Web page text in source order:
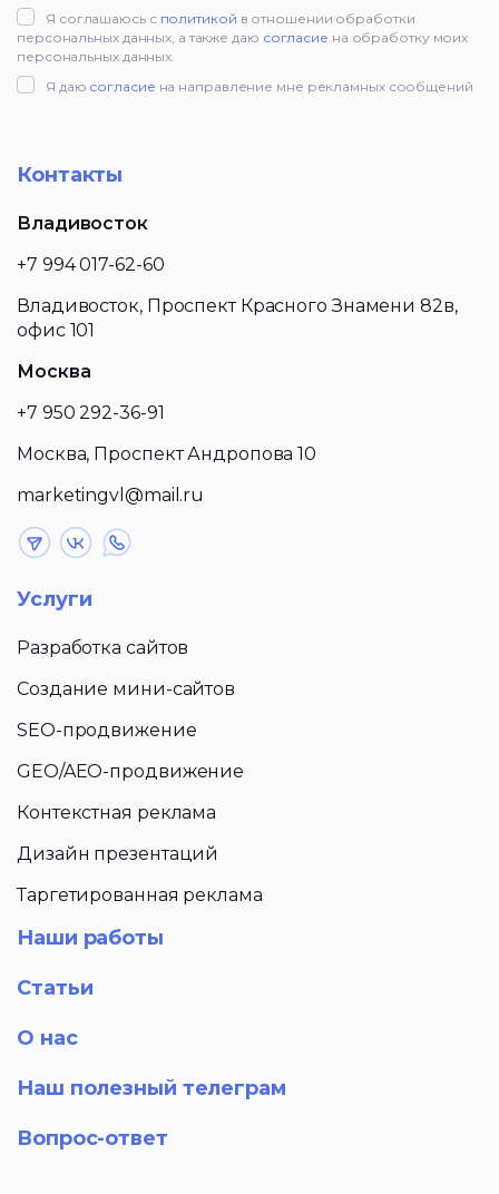
Я соглашаюсь с политикой в отношении обработки
персональных данных, а также даю согласие на обработку моих
персональных данных.
Я даю согласие на направление мне рекламных сообщений
Контакты
Владивосток
+7 994 017-62-60
Владивосток, Проспект Красного Знамени 82в,
офис 101
Москва
+7 950 292-36-91
Москва, Проспект Андропова 10
marketingvl@mail.ru
Услуги
Разработка сайтов
Создание мини-сайтов
SEO-продвижение
GEO/AEO-продвижение
Контекстная реклама
Дизайн презентаций
Таргетированная реклама
Наши работы
Статьи
О нас
Наш полезный телеграм
Вопрос-ответ